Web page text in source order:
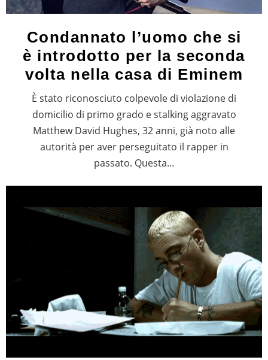
Condannato l’uomo che si
è introdotto per la seconda
volta nella casa di Eminem
È stato riconosciuto colpevole di violazione di
domicilio di primo grado e stalking aggravato
Matthew David Hughes, 32 anni, già noto alle
autorità per aver perseguitato il rapper in
passato. Questa…